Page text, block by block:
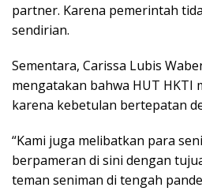
partner. Karena pemerintah
sendirian.
Sementara, Carissa Lubis
mengatakan bahwa HUT HKTI
karena kebetulan bertepatan
“Kami juga melibatkan para
berpameran di sini dengan
teman seniman di tengah